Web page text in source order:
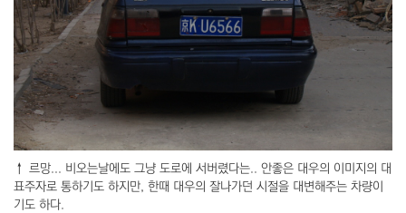
↑ 르망... 비오는날에도 그냥 도로에 서버렸다는.. 안좋은 대우의 이미지의 대
표주자로 통하기도 하지만, 한때 대우의 잘나가던 시절을 대변해주는 차량이
기도 하다.